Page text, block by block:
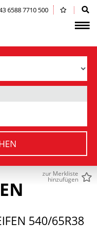
6588 7710 500
zur Merkliste
hinzufügen
540/65R38